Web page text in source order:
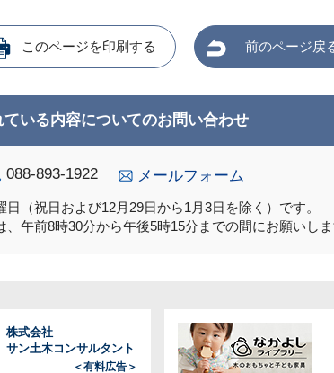
このページを印刷する 前のページ戻
いる内容についてのお問い合わせ
088-893-1922 メールフォーム
（祝日および12月29日から1月3日を除く）です。
午前8時30分から午後5時15分までの間にお願いしま
株式会社
サン土木コンサルタント
＜有料広告＞